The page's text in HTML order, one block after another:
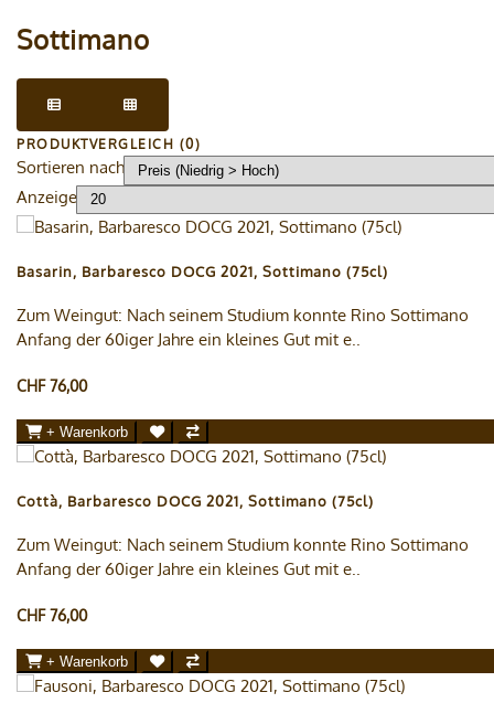
Sottimano
PRODUKTVERGLEICH (0)
Sortieren nach
Anzeige
Basarin, Barbaresco DOCG 2021, Sottimano (75cl)
Zum Weingut: Nach seinem Studium konnte Rino Sottimano
Anfang der 60iger Jahre ein kleines Gut mit e..
CHF 76,00
+ Warenkorb
Cottà, Barbaresco DOCG 2021, Sottimano (75cl)
Zum Weingut: Nach seinem Studium konnte Rino Sottimano
Anfang der 60iger Jahre ein kleines Gut mit e..
CHF 76,00
+ Warenkorb